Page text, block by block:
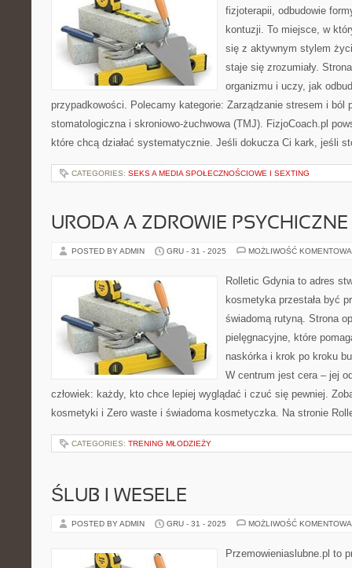
fizjoterapii, odbudowie
kontuzji. To miejsce, w
się z aktywnym stylem
staje się zrozumiały.
organizmu i uczy, jak
przypadkowości. Polecamy kategorie: Zarządzanie stresem i ból
stomatologiczna i skroniowo-żuchwowa (TMJ). FizjoCoach.pl
które chcą działać systematycznie. Jeśli dokucza Ci kark, jeśli
CATEGORIES: SEKS A MEDIA SPOŁECZNOŚCIOWE I SEXTING
URODA A ZDROWIE PSYCHICZNE
POSTED BY ADMIN GRU - 31 - 2025 MOŻLIWOŚĆ
Rolletic Gdynia to adres
kosmetyka przestała być
świadomą rutyną. Strona
pielęgnacyjne, które
naskórka i krok po kroku
W centrum jest cera – jej
człowiek: każdy, kto chce lepiej wyglądać i czuć się pewniej.
kosmetyki i Zero waste i świadoma kosmetyczka. Na stronie
CATEGORIES: TRENING MŁODZIEŻY
ŚLUB I WESELE
POSTED BY ADMIN GRU - 31 - 2025 MOŻLIWOŚĆ
Przemowieniaslubne.pl to